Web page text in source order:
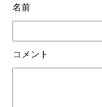
名前
コメント